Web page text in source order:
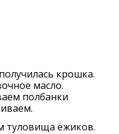
крошка.
масло.
полбанки
туловища ёжиков.